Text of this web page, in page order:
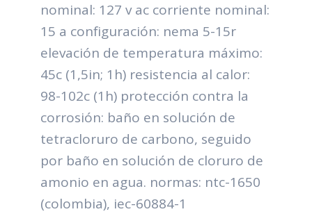
nominal: 127 v ac corriente nominal:
15 a configuración: nema 5-15r
elevación de temperatura máximo:
45c (1,5in; 1h) resistencia al calor:
98-102c (1h) protección contra la
corrosión: baño en solución de
tetracloruro de carbono, seguido
por baño en solución de cloruro de
amonio en agua. normas: ntc-1650
(colombia), iec-60884-1